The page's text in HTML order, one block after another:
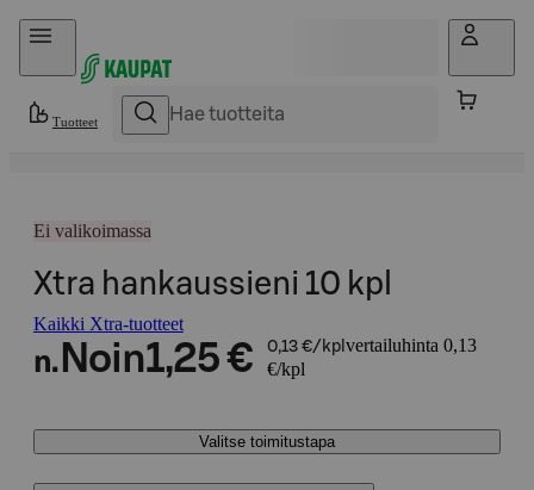
Hyppää sisältöön
Tuotteet
Ei valikoimassa
Xtra hankaussieni 10 kpl
Kaikki Xtra-tuotteet
n. Noin1,25 € 0,13 €/kpl vertailuhinta 0,13
€/kpl
Valitse toimitustapa